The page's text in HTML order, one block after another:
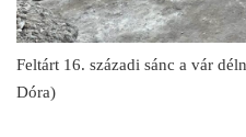
Feltárt 16. századi sánc a vár
Dóra)